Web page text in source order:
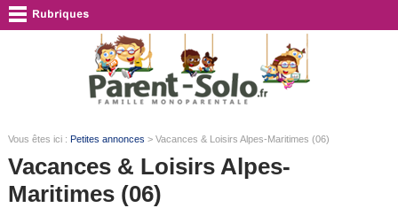
Vous êtes ici : Petites annonces > Vacances & Loisirs Alpes-Maritimes (06)
Vacances & Loisirs Alpes-
Maritimes (06)